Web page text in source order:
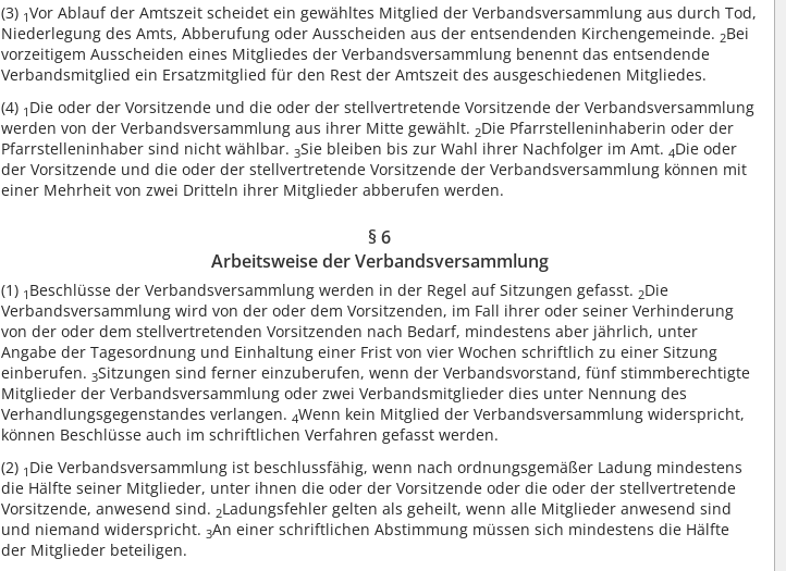
(3) 1Vor Ablauf der Amtszeit scheidet ein gewähltes Mitglied der Verbandsversammlung aus durch Tod,
Niederlegung des Amts, Abberufung oder Ausscheiden aus der entsendenden Kirchengemeinde. 2Bei
vorzeitigem Ausscheiden eines Mitgliedes der Verbandsversammlung benennt das entsendende
Verbandsmitglied ein Ersatzmitglied für den Rest der Amtszeit des ausgeschiedenen Mitgliedes.
(4) 1 Die oder der Vorsitzende und die oder der stellvertretende Vorsitzende der Verbandsversammlung
werden von der Verbandsversammlung aus ihrer Mitte gewählt. 2Die Pfarrstelleninhaberin oder der
Pfarrstelleninhaber sind nicht wählbar.3Sie bleiben bis zur Wahl ihrer Nachfolger im Amt.4Die oder
der Vorsitzende und die oder der stellvertretende Vorsitzende der Verbandsversammlung können mit
einer Mehrheit von zwei Dritteln ihrer Mitglieder abberufen werden.
§ 6
Arbeitsweise der Verbandsversammlung
(1) 1 Beschlüsse der Verbandsversammlung werden in der Regel auf Sitzungen gefasst. 2Die
Verbandsversammlung wird von der oder dem Vorsitzenden, im Fall ihrer oder seiner Verhinderung
von der oder dem stellvertretenden Vorsitzenden nach Bedarf, mindestens aber jährlich, unter
Angabe der Tagesordnung und Einhaltung einer Frist von vier Wochen schriftlich zu einer Sitzung
einberufen.3Sitzungen sind ferner einzuberufen, wenn der Verbandsvorstand, fünf stimmberechtigte
Mitglieder der Verbandsversammlung oder zwei Verbandsmitglieder dies unter Nennung des
Verhandlungsgegenstandes verlangen.4Wenn kein Mitglied der Verbandsversammlung widerspricht,
können Beschlüsse auch im schriftlichen Verfahren gefasst werden.
(2) 1 Die Verbandsversammlung ist beschlussfähig, wenn nach ordnungsgemäßer Ladung mindestens
die Hälfte seiner Mitglieder, unter ihnen die oder der Vorsitzende oder die oder der stellvertretende
Vorsitzende, anwesend sind. 2Ladungsfehler gelten als geheilt, wenn alle Mitglieder anwesend sind
und niemand widerspricht.3An einer schriftlichen Abstimmung müssen sich mindestens die Hälfte
der Mitglieder beteiligen.